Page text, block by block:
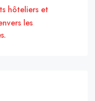
hôteliers et
les